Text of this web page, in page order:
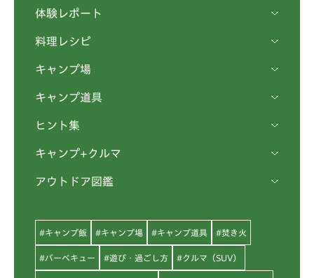
体験レポート
料理レシピ
キャンプ場
キャンプ道具
ヒント集
キャンプ+クルマ
アウトドア図鑑
#キャンプ飯 #キャンプ場 #キャンプ道具 #焚き火
#バーベキュー #遊び・過ごし方 #クルマ（SUV）